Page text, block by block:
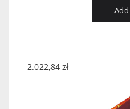
2.022,84 zł